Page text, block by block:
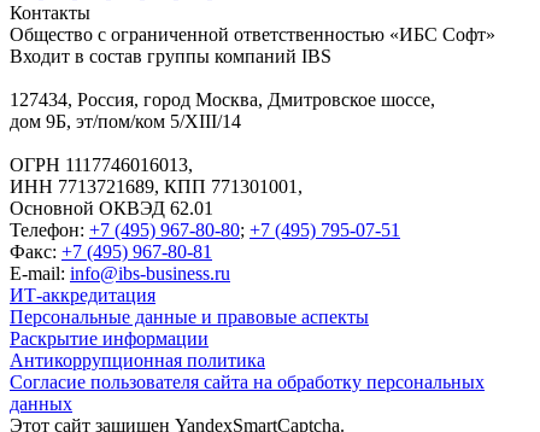
Контакты
Общество с ограниченной ответственностью «ИБС Софт»
Входит в состав группы компаний IBS
127434, Россия, город Москва, Дмитровское шоссе,
дом 9Б, эт/пом/ком 5/XIII/14
ОГРН 1117746016013,
ИНН 7713721689, КПП 771301001,
Основной ОКВЭД 62.01
Телефон: +7 (495) 967-80-80; +7 (495) 795-07-51
Факс: +7 (495) 967-80-81
E-mail: info@ibs-business.ru
ИТ-аккредитация
Персональные данные и правовые аспекты
Раскрытие информации
Антикоррупционная политика
Согласие пользователя сайта на обработку персональных
данных
Этот сайт защищен YandexSmartCaptcha.